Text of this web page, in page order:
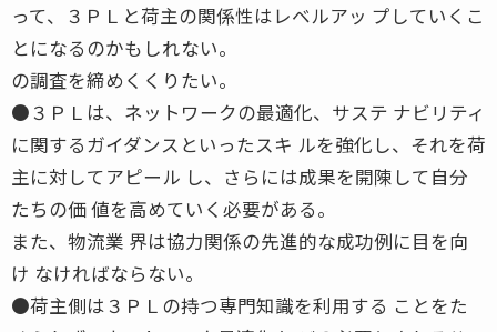
って、３ＰＬと荷主の関係性はレベルアッ プしていくこ
とになるのかもしれない。
の調査を締めくくりたい。
●３ＰＬは、ネットワークの最適化、サステ ナビリティ
に関するガイダンスといったスキ ルを強化し、それを荷
主に対してアピール し、さらには成果を開陳して自分
たちの価 値を高めていく必要がある。
また、物流業 界は協力関係の先進的な成功例に目を向
け なければならない。
●荷主側は３ＰＬの持つ専門知識を利用する ことをた